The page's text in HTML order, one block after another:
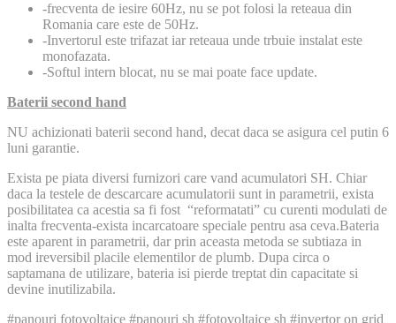
-frecventa de iesire 60Hz, nu se pot folosi la reteaua din
Romania care este de 50Hz.
-Invertorul este trifazat iar reteaua unde trbuie instalat este
monofazata.
-Softul intern blocat, nu se mai poate face update.
Baterii second hand
NU achizionati baterii second hand, decat daca se asigura cel putin 6
luni garantie.
Exista pe piata diversi furnizori care vand acumulatori SH. Chiar
daca la testele de descarcare acumulatorii sunt in parametrii, exista
posibilitatea ca acestia sa fi fost “reformatati” cu curenti modulati de
inalta frecventa-exista incarcatoare speciale pentru asa ceva.Bateria
este aparent in parametrii, dar prin aceasta metoda se subtiaza in
mod ireversibil placile elementilor de plumb. Dupa circa o
saptamana de utilizare, bateria isi pierde treptat din capacitate si
devine inutilizabila.
#panouri fotovoltaice #panouri sh #fotovoltaice sh #invertor on grid